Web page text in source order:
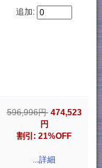
追加:
596,996円 474,523
円
割引: 21%OFF
...詳細